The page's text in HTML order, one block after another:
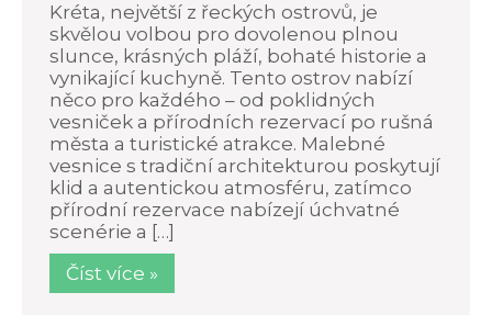
Kréta, největší z řeckých ostrovů, je
skvělou volbou pro dovolenou plnou
slunce, krásných pláží, bohaté historie a
vynikající kuchyně. Tento ostrov nabízí
něco pro každého – od poklidných
vesniček a přírodních rezervací po rušná
města a turistické atrakce. Malebné
vesnice s tradiční architekturou poskytují
klid a autentickou atmosféru, zatímco
přírodní rezervace nabízejí úchvatné
scenérie a […]
Číst více »